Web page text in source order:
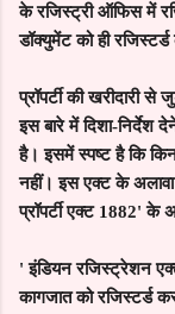
के रजिस्ट्री ऑफिस में
डॉक्युमेंट को ही रजिस्टर्ड
प्रॉपर्टी की खरीदारी
इस बारे में दिशा-निर्देश
है। इसमें स्पष्ट है कि
नहीं। इस एक्ट के
प्रॉपर्टी एक्ट 1882' के
'इंडियन रजिस्ट्रेशन
कागजात को रजिस्टर्ड